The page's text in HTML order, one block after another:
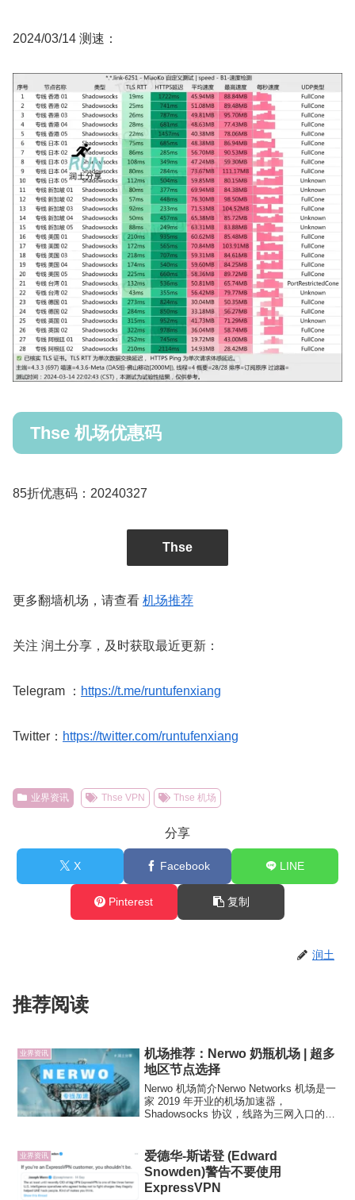
2024/03/14 测速：
Thse 机场优惠码
85折优惠码：20240327
Thse
更多翻墙机场，请查看 机场推荐
关注 润土分享，及时获取最近更新：
Telegram ： https://t.me/runtufenxiang
Twitter： https://twitter.com/runtufenxiang
业界资讯 Thse VPN Thse 机场
分享
X Facebook LINE
Pinterest 复制
润土
推荐阅读
业界资讯
机场推荐：Nerwo 奶瓶机场 | 超多
地区节点选择
Nerwo 机场简介Nerwo Networks 机场是一
家 2019 年开业的机场加速器，
Shadowsocks 协议，线路为三网入口的
尽的文档和公告。Ner...
业界资讯
爱德华-斯诺登 (Edward
Snowden)警告不要使用
ExpressVPN